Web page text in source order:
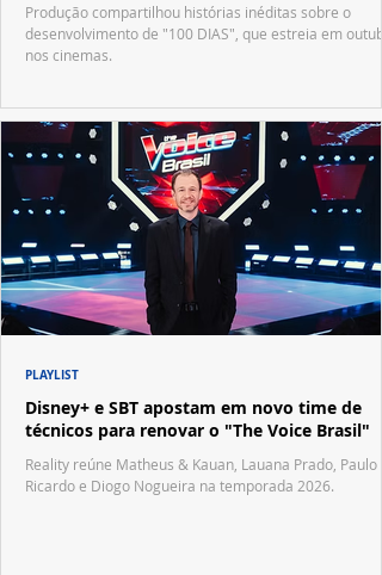
Produção compartilhou histórias inéditas sobre o
desenvolvimento de "100 DIAS", que estreia em
nos cinemas.
Disney+ e SBT apostam em novo time de
técnicos para renovar o "The Voice Brasil"
Reality reúne Matheus & Kauan, Lauana Prado, Paulo
Ricardo e Diogo Nogueira na temporada 2026.
PLAYLIST